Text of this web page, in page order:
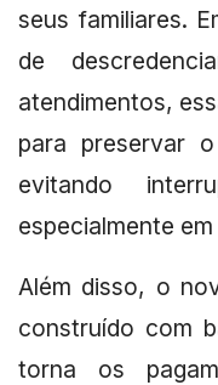
seus familiares.
de
atendimentos,
para preservar
evitando
especialmente
Além disso, o
construído com
torna os